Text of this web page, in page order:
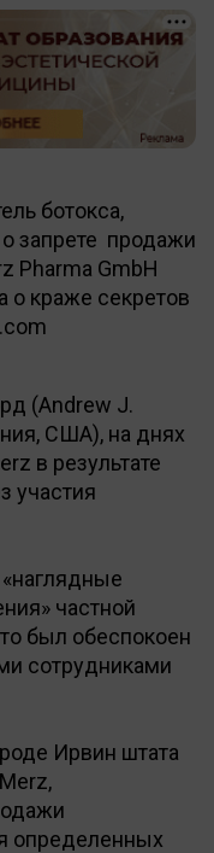
ботокса,
запрете продажи
Pharma GmbH
о краже секретов
(Andrew J.
США), на днях
в результате
участия
частной
был обеспокоен
сотрудниками
Ирвин штата
определенных